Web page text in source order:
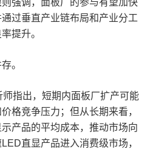
强调，面板厂的参与有望加快
过垂直产业链布局和产业分工
提升。
。
指出，短期内面板厂扩产可能
格竞争压力；但从长期来看，
产品的平均成本，推动市场向
直显产品进入消费级市场，